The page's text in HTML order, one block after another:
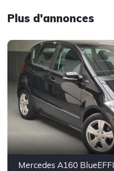
Plus d'annonces